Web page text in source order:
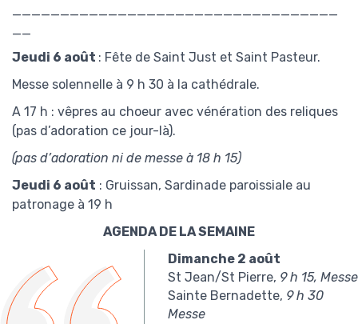
__________________________________
__
Jeudi 6 août : Fête de Saint Just et Saint Pasteur.
Messe solennelle à 9 h 30 à la cathédrale.
A 17 h : vêpres au choeur avec vénération des reliques
(pas d’adoration ce jour-là).
(pas d’adoration ni de messe à 18 h 15)
Jeudi 6 août : Gruissan, Sardinade paroissiale au
patronage à 19 h
AGENDA DE LA SEMAINE
Dimanche 2 août
St Jean/St Pierre, 9 h 15, Messe
Sainte Bernadette, 9 h 30
Messe